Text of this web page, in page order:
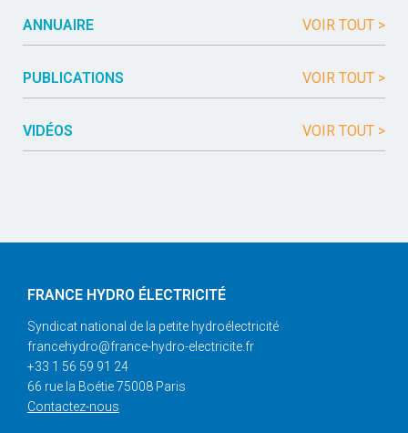
ANNUAIRE VOIR TOUT >
PUBLICATIONS VOIR TOUT >
VIDÉOS VOIR TOUT >
FRANCE HYDRO ÉLECTRICITÉ
Syndicat national de la petite hydroélectricité
francehydro@france-hydro-electricite.fr
+33 1 56 59 91 24
66 rue la Boétie 75008 Paris
Contactez-nous